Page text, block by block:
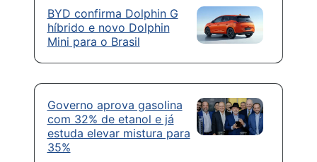
BYD confirma Dolphin G
híbrido e novo Dolphin
Mini para o Brasil
Governo aprova gasolina
com 32% de etanol e já
estuda elevar mistura para
35%